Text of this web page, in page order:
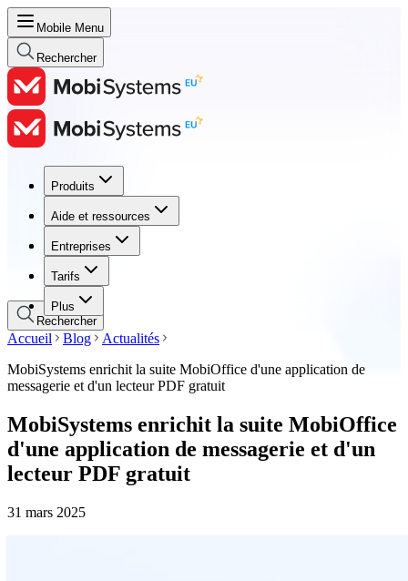
Mobile Menu
Rechercher
Produits
Aide et ressources
Entreprises
Tarifs
Plus
Produits
Aide et ressources
Entreprises
Tarifs
Rechercher
Accueil Blog
Actualités
MobiSystems enrichit la suite MobiOffice d'une application de
messagerie et d'un lecteur PDF gratuit
MobiSystems enrichit la suite MobiOffice
d'une application de messagerie et d'un
lecteur PDF gratuit
31 mars 2025